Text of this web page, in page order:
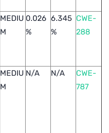
MEDIU
M
0.026
%
6.345
%
CWE-
288
MEDIU
M
N/A N/A
CWE-
787